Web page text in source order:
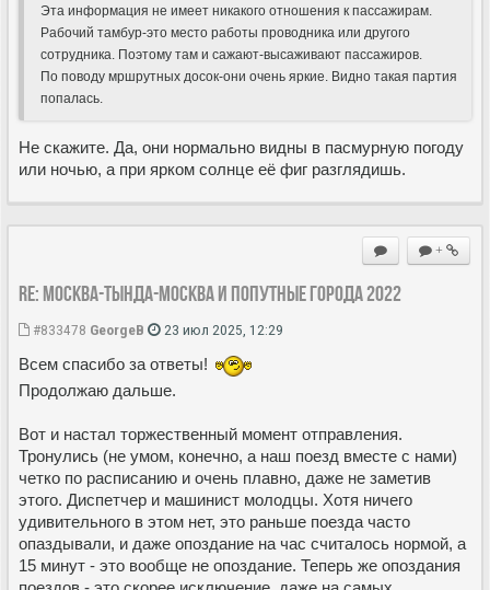
Эта информация не имеет никакого отношения к пассажирам.
Рабочий тамбур-это место работы проводника или другого
сотрудника. Поэтому там и сажают-высаживают пассажиров.
По поводу мршрутных досок-они очень яркие. Видно такая партия
попалась.
Не скажите. Да, они нормально видны в пасмурную погоду
или ночью, а при ярком солнце её фиг разглядишь.
+
Re: Москва-Тында-Москва и попутные города 2022
#833478 GeorgeB 23 июл 2025, 12:29
Всем спасибо за ответы!
Продолжаю дальше.
Вот и настал торжественный момент отправления.
Тронулись (не умом, конечно, а наш поезд вместе с нами)
четко по расписанию и очень плавно, даже не заметив
этого. Диспетчер и машинист молодцы. Хотя ничего
удивительного в этом нет, это раньше поезда часто
опаздывали, и даже опоздание на час считалось нормой, а
15 минут - это вообще не опоздание. Теперь же опоздания